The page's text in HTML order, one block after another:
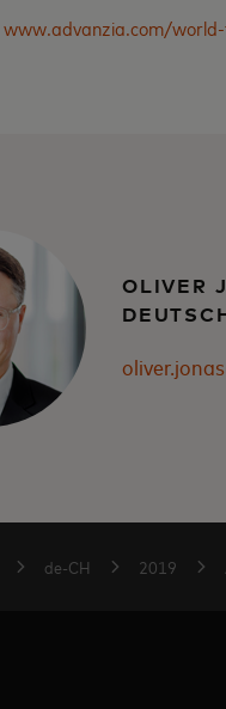
www.advanzia.com/
OLIVER
de-CH 2019